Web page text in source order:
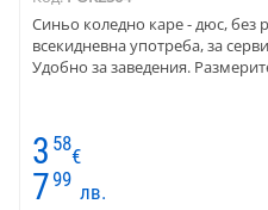
Синьо коледно каре - дюс, без
всекидневна употреба, за
Удобно за заведения.
3 58
€
799
лв.